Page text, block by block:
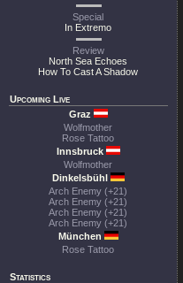
Special
In Extremo
Review
North Sea Echoes
How To Cast A Shadow
Upcoming Live
Graz
Wolfmother
Rose Tattoo
Innsbruck
Wolfmother
Dinkelsbühl
Arch Enemy (+21)
Arch Enemy (+21)
Arch Enemy (+21)
Arch Enemy (+21)
München
Rose Tattoo
Statistics